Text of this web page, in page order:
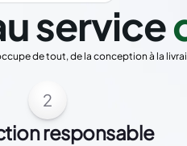
service
de tout, de la conception à la
2
responsable